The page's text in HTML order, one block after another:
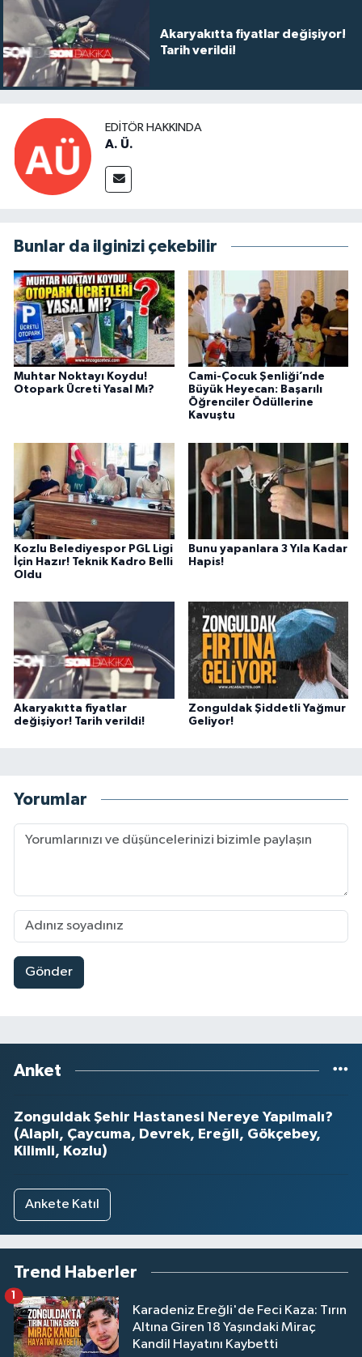
Akaryakıtta fiyatlar değişiyor!
Tarih verildi!
EDITÖR HAKKINDA
A. Ü.
Bunlar da ilginizi çekebilir
Muhtar Noktayı Koydu!
Otopark Ücreti Yasal Mı?
Cami-Çocuk Şenliği’nde
Büyük Heyecan: Başarılı
Öğrenciler Ödüllerine
Kavuştu
Kozlu Belediyespor PGL Ligi
İçin Hazır! Teknik Kadro Belli
Oldu
Bunu yapanlara 3 Yıla Kadar
Hapis!
Akaryakıtta fiyatlar
değişiyor! Tarih verildi!
Zonguldak Şiddetli Yağmur
Geliyor!
Yorumlar
Gönder
Anket
Zonguldak Şehir Hastanesi Nereye Yapılmalı?
(Alaplı, Çaycuma, Devrek, Ereğli, Gökçebey,
Kilimli, Kozlu)
Ankete Katıl
Trend Haberler
Karadeniz Ereğli'de Feci Kaza: Tırın
Altına Giren 18 Yaşındaki Miraç
Kandil Hayatını Kaybetti
1